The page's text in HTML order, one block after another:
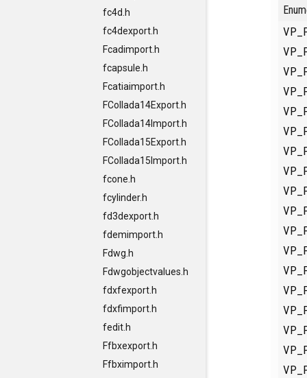
fc4d.h
fc4dexport.h
Fcadimport.h
fcapsule.h
Fcatiaimport.h
FCollada14Export.h
FCollada14Import.h
FCollada15Export.h
FCollada15Import.h
fcone.h
fcylinder.h
fd3dexport.h
fdemimport.h
Fdwg.h
Fdwgobjectvalues.h
fdxfexport.h
fdxfimport.h
fedit.h
Ffbxexport.h
Ffbximport.h